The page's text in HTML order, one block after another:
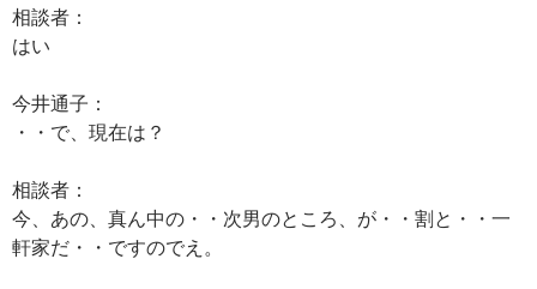
相談者：
はい
今井通子：
・・で、現在は？
相談者：
今、あの、真ん中の・・次男のところ、が・・割と・・一
軒家だ・・ですのでえ。